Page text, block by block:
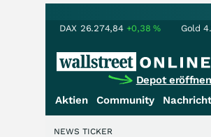
DAX 26.274,84 +0,38% Gold
Depot eröffnen
Aktien Community
NEWS TICKER